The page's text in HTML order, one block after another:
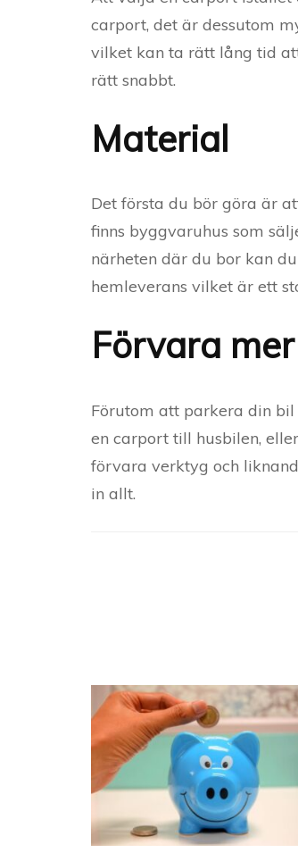
carport, det är dessutom
vilket kan ta rätt lång tid
rätt snabbt.
Material
Det första du bör göra är
finns byggvaruhus som
närheten där du bor kan
hemleverans vilket är ett
Förvara
Förutom att parkera din
en carport till husbilen,
förvara verktyg och
in allt.